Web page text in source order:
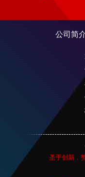
公司简
圣于创新，